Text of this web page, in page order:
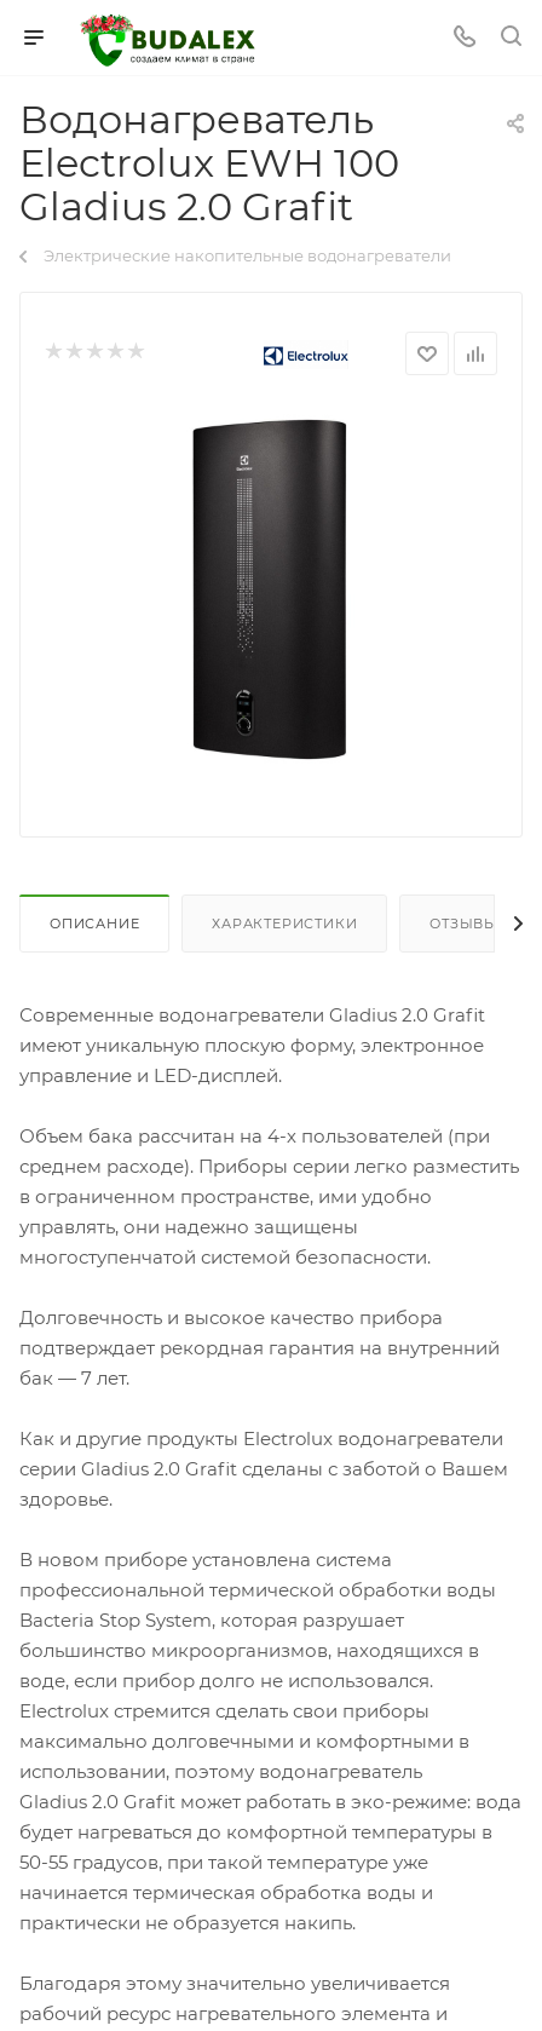
Водонагреватель
Electrolux EWH 100
Gladius 2.0 Grafit
Электрические накопительные водонагреватели
ОПИСАНИЕ ХАРАКТЕРИСТИКИ ОТЗЫВЫ
Современные водонагреватели Gladius 2.0 Grafit
имеют уникальную плоскую форму, электронное
управление и LED-дисплей.
Объем бака рассчитан на 4-х пользователей (при
среднем расходе). Приборы серии легко разместить
в ограниченном пространстве, ими удобно
управлять, они надежно защищены
многоступенчатой системой безопасности.
Долговечность и высокое качество прибора
подтверждает рекордная гарантия на внутренний
бак — 7 лет.
Как и другие продукты Electrolux водонагреватели
серии Gladius 2.0 Grafit сделаны с заботой о Вашем
здоровье.
В новом приборе установлена система
профессиональной термической обработки воды
Bacteria Stop System, которая разрушает
большинство микроорганизмов, находящихся в
воде, если прибор долго не использовался.
Electrolux стремится сделать свои приборы
максимально долговечными и комфортными в
использовании, поэтому водонагреватель
Gladius 2.0 Grafit может работать в эко-режиме: вода
будет нагреваться до комфортной температуры в
50-55 градусов, при такой температуре уже
начинается термическая обработка воды и
практически не образуется накипь.
Благодаря этому значительно увеличивается
рабочий ресурс нагревательного элемента и